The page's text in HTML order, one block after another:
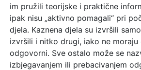
im pružili teorijske i praktične
ipak nisu „aktivno pomagali“ pri
djela. Kaznena djela su izvršili
izvršili i nitko drugi, iako ne
odgovorni. Sve ostalo može se
izbjegavanjem ili prebacivanjem